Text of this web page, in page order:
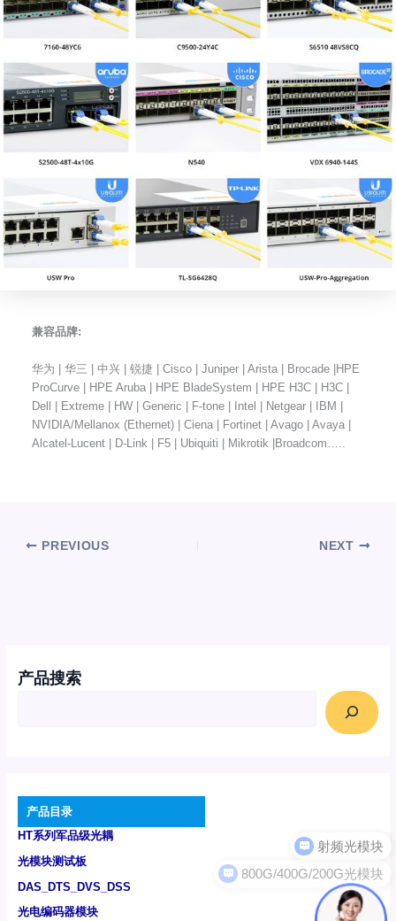
产品搜索
产品目录
HT系列军品级光耦
光模块测试板
DAS_DTS_DVS_DSS
光电编码器模块
兼容品牌:
华为 | 华三 | 中兴 | 锐捷 | Cisco | Juniper | Arista | Brocade |HPE
ProCurve | HPE Aruba | HPE BladeSystem | HPE H3C | H3C |
Dell | Extreme | HW | Generic | F-tone | Intel | Netgear | IBM |
NVIDIA/Mellanox (Ethernet) | Ciena | Fortinet | Avago | Avaya |
Alcatel-Lucent | D-Link | F5 | Ubiquiti | Mikrotik |Broadcom…..
PREVIOUS NEXT